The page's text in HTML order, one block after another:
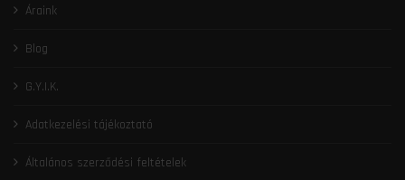
Áraink
Blog
G.Y.I.K.
Adatkezelési tájékoztató
Általános szerződési feltételek